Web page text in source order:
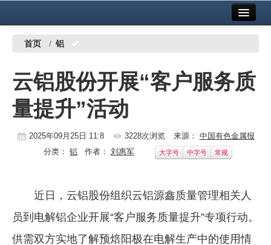
中国有色金属报社主办
铜镍铅锌
铝
稀有稀土
镁钛
地矿 建设
首页 / 铝
云铝股份开展“客户服务质
量提升”活动
2025年09月25日 11:8 3228次浏览 来源： 中国有色金属报
分类： 铝 作者： 刘惠军 大字号 中字号 常规
近日，云铝股份组织云铝源鑫质量管理相关人
员到电解铝企业开展“客户服务质量提升”专项行动。
供需双方实地了解预焙阳极在电解生产中的使用情